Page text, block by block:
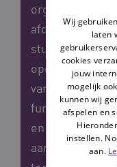
organisaties
afdelings-/
sturende rol in
openen van
van
functies. Denk
en facilitaire
aanpassingen
Wij
laten
cookies
jouw
mogelijk
kunnen wij
afspelen en
instellen.
aan.